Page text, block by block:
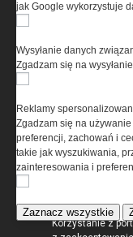
i wyposażeniu
Regulamin
Korzystanie z
jak Google wykorzystuje
Wysyłanie danych
Zgadzam się na
Reklamy
Zgadzam się na
preferencji, zachowań i
takie jak wyszukiwania,
zainteresowania i
Zaznacz wszystkie